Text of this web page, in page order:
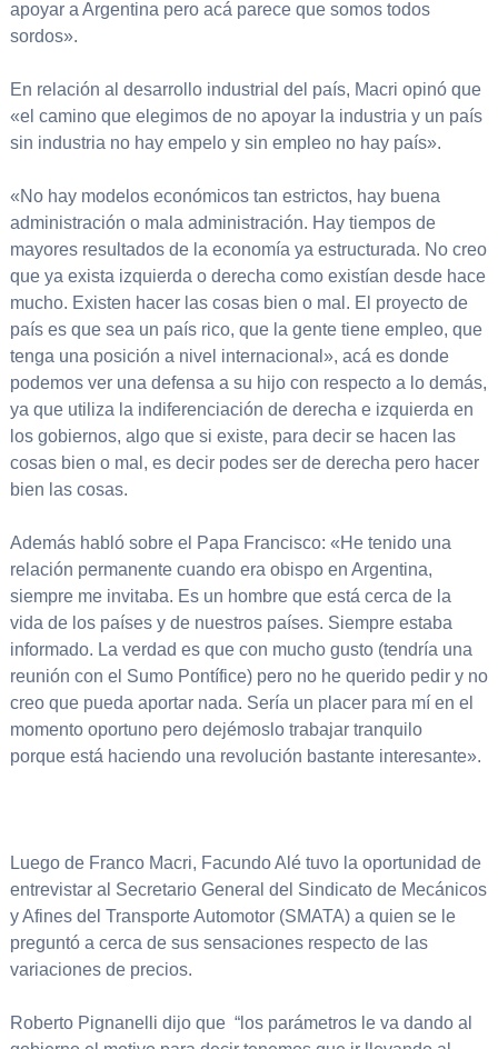
apoyar a Argentina pero acá parece que somos todos
sordos».
En relación al desarrollo industrial del país, Macri opinó que
«el camino que elegimos de no apoyar la industria y un país
sin industria no hay empelo y sin empleo no hay país».
«No hay modelos económicos tan estrictos, hay buena
administración o mala administración. Hay tiempos de
mayores resultados de la economía ya estructurada. No creo
que ya exista izquierda o derecha como existían desde hace
mucho. Existen hacer las cosas bien o mal. El proyecto de
país es que sea un país rico, que la gente tiene empleo, que
tenga una posición a nivel internacional», acá es donde
podemos ver una defensa a su hijo con respecto a lo demás,
ya que utiliza la indiferenciación de derecha e izquierda en
los gobiernos, algo que si existe, para decir se hacen las
cosas bien o mal, es decir podes ser de derecha pero hacer
bien las cosas.
Además habló sobre el Papa Francisco: «He tenido una
relación permanente cuando era obispo en Argentina,
siempre me invitaba. Es un hombre que está cerca de la
vida de los países y de nuestros países. Siempre estaba
informado. La verdad es que con mucho gusto (tendría una
reunión con el Sumo Pontífice) pero no he querido pedir y no
creo que pueda aportar nada. Sería un placer para mí en el
momento oportuno pero dejémoslo trabajar tranquilo
porque está haciendo una revolución bastante interesante».
Luego de Franco Macri, Facundo Alé tuvo la oportunidad de
entrevistar al Secretario General del Sindicato de Mecánicos
y Afines del Transporte Automotor (SMATA) a quien se le
preguntó a cerca de sus sensaciones respecto de las
variaciones de precios.
Roberto Pignanelli dijo que “los parámetros le va dando al